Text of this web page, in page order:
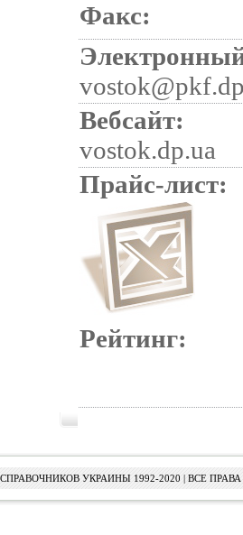
Факс:
Вебсайт:
vostok.dp.ua
Прайс-лист:
Рейтинг:
УКРАИНЫ 1992-2020 | ВСЕ